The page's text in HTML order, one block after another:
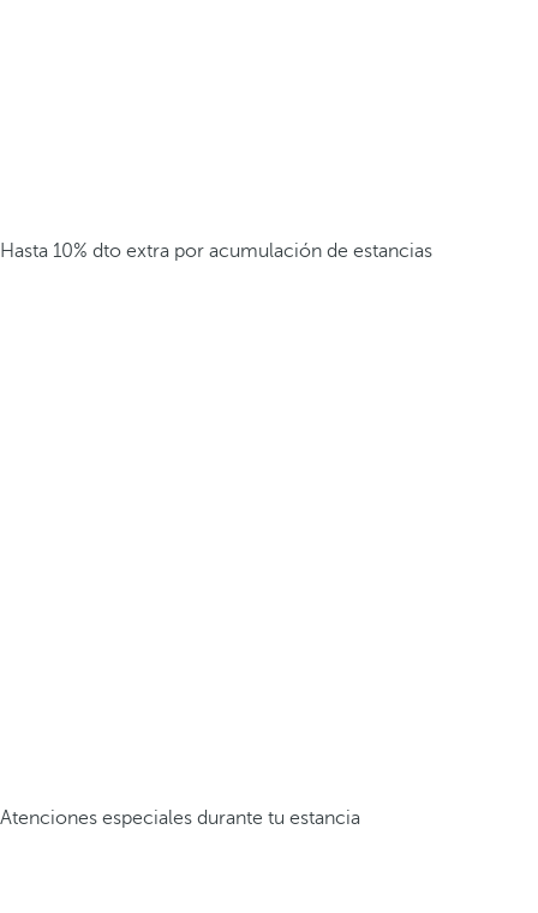
Hasta 10% dto extra por acumulación de estancias
Atenciones especiales durante tu estancia